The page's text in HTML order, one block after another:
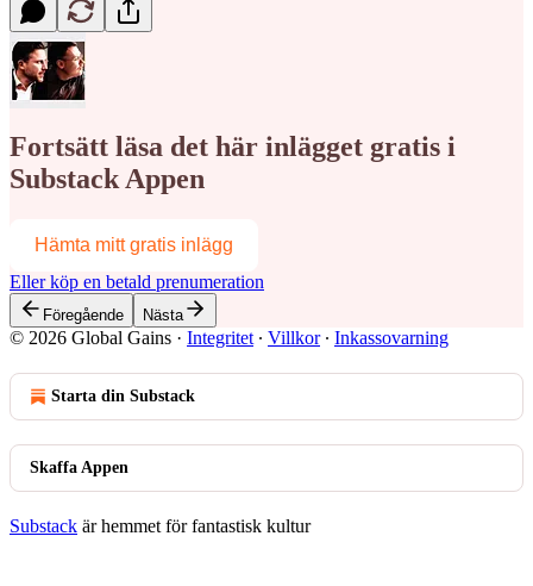
Fortsätt läsa det här inlägget gratis i
Substack Appen
Hämta mitt gratis inlägg
Eller köp en betald prenumeration
Föregående Nästa
© 2026 Global Gains · Integritet ∙ Villkor∙ Inkassovarning
Starta din Substack
Skaffa Appen
Substack är hemmet för fantastisk kultur